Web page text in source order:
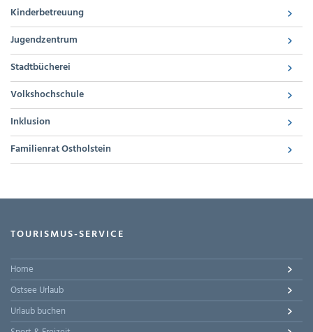
Kinderbetreuung
Jugendzentrum
Stadtbücherei
Volkshochschule
Inklusion
Familienrat Ostholstein
TOURISMUS-SERVICE
Home
Ostsee Urlaub
Urlaub buchen